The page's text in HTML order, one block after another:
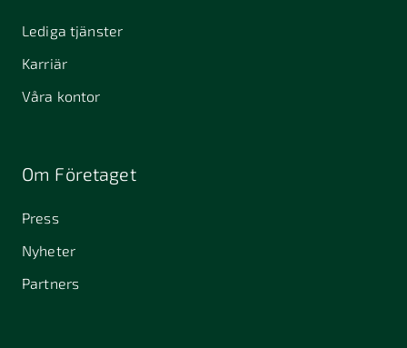
Lediga tjänster
Karriär
Våra kontor
Om Företaget
Press
Nyheter
Partners